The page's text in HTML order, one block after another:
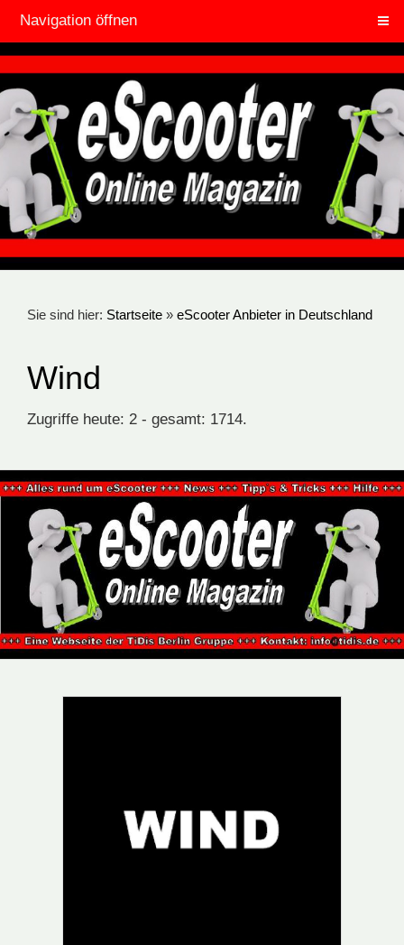
Navigation öffnen
Sie sind hier: Startseite » eScooter Anbieter in Deutschland
Wind
Zugriffe heute: 2 - gesamt: 1714.